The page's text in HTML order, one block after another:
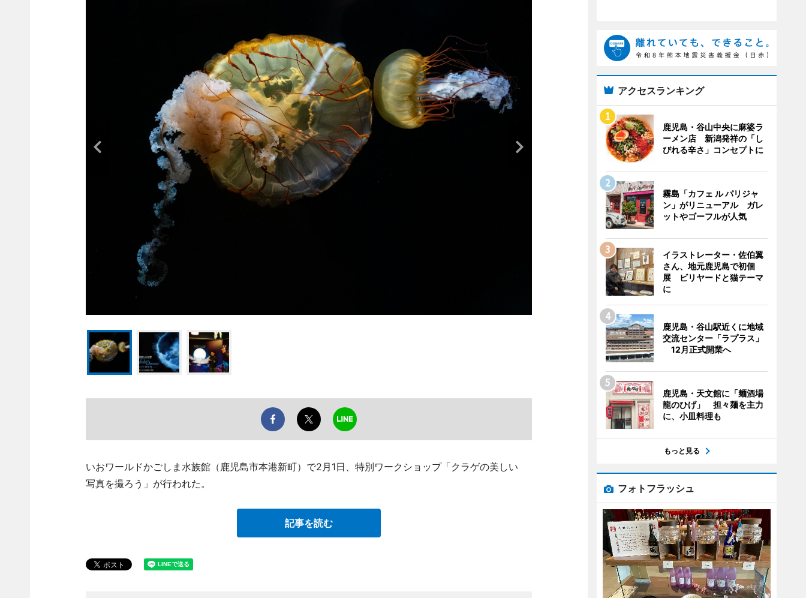
いおワールドかごしま水族館（鹿児島市本港新町）で2月1日、特別ワークショップ「クラゲの美しい
写真を撮ろう」が行われた。
記事を読む
アクセスランキング
鹿児島・谷山中央に麻婆ラ
ーメン店 新潟発祥の「し
びれる辛さ」コンセプトに
霧島「カフェ ル パリジャ
ン」がリニューアル ガレ
ットやゴーフルが人気
イラストレーター・佐伯翼
さん、地元鹿児島で初個
展 ビリヤードと猫テーマ
に
鹿児島・谷山駅近くに地域
交流センター「ラプラス」
12月正式開業へ
鹿児島・天文館に「麺酒場
龍のひげ」 担々麺を主力
に、小皿料理も
もっと見る
フォトフラッシュ